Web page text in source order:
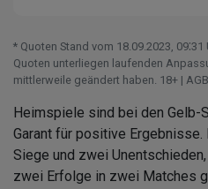
* Quoten Stand vom 18.09.2023‚
Quoten unterliegen laufenden
mittlerweile geändert haben. 18+ |
Heimspiele sind bei den Gelb-
Garant für positive
Siege und zwei
zwei Erfolge in zwei Matches